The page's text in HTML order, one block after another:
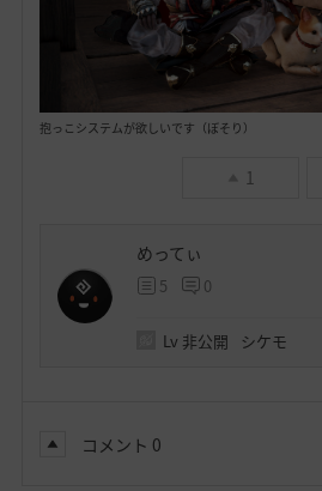
抱っこシステムが欲しいです（ぼそり）
1
めってぃ
5 0
Lv 非公開 シケモ
コメント 0